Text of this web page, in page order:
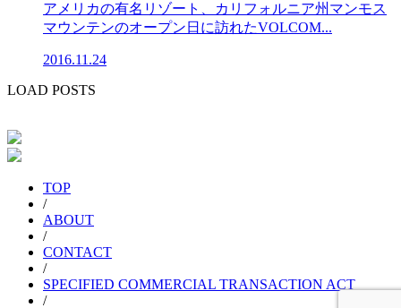
アメリカの有名リゾート、カリフォルニア州マンモス
マウンテンのオープン日に訪れたVOLCOM...
2016.11.24
LOAD POSTS
TOP
/
ABOUT
/
CONTACT
/
SPECIFIED COMMERCIAL TRANSACTION ACT
/